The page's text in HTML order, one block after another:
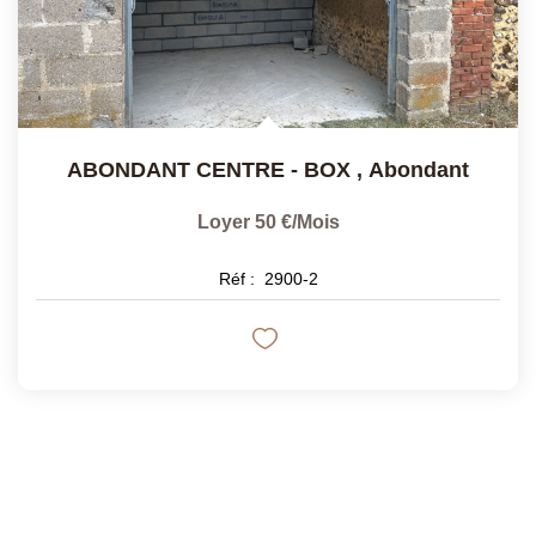
ABONDANT CENTRE - BOX , Abondant
Loyer 50 €/mois
Réf : 2900-2